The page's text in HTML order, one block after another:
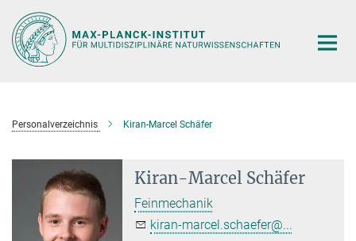
Hauptinhalt
Personalverzeichnis Kiran-Marcel Schäfer
Kiran-Marcel Schäfer
Feinmechanik
kiran-marcel.schaefer@...